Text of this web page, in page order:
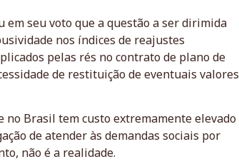
seu voto que a questão a ser dirimida
nos índices de reajustes
pelas rés no contrato de plano de
de restituição de eventuais valores
no Brasil tem custo extremamente elevado
de atender às demandas sociais por
não é a realidade.